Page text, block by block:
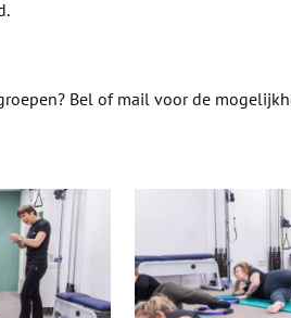
Bel of mail voor de